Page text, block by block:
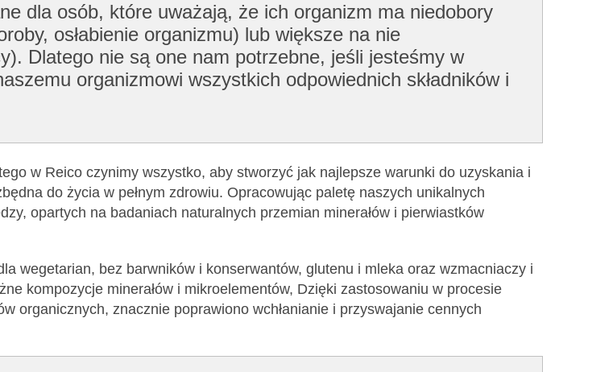
dla osób, które uważają, że ich organizm ma niedobory
osłabienie organizmu) lub większe na nie
Dlatego nie są one nam potrzebne, jeśli jesteśmy w
organizmowi wszystkich odpowiednich składników i
w Reico czynimy wszystko, aby stworzyć jak najlepsze warunki do uzyskania i
do życia w pełnym zdrowiu. Opracowując paletę naszych unikalnych
opartych na badaniach naturalnych przemian minerałów i pierwiastków
wegetarian, bez barwników i konserwantów, glutenu i mleka oraz wzmacniaczy i
kompozycje minerałów i mikroelementów, Dzięki zastosowaniu w procesie
organicznych, znacznie poprawiono wchłanianie i przyswajanie cennych